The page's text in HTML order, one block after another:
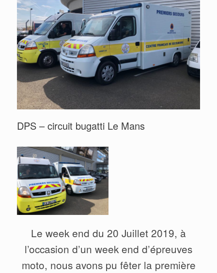
DPS – circuit bugatti Le Mans
Le week end du 20 Juillet 2019, à
l’occasion d’un week end d’épreuves
moto, nous avons pu fêter la première